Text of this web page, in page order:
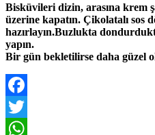
Bisküvileri dizin, arasına krem
üzerine kapatın. Çikolatalı sos
hazırlayın.Buzlukta
yapın.
Bir gün bekletilirse daha güzel
Facebook
Twitter